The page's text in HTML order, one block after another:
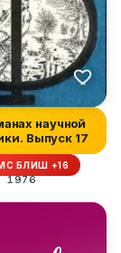
научной
Выпуск 17
БЛИШ +16
1976